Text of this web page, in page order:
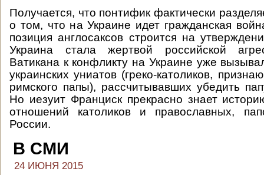
Получается, что понтифик фактически
о том, что на Украине идет гражданская
позиция англосаксов строится на
Украина стала жертвой российской
Ватикана к конфликту на Украине уже
украинских униатов (греко-католиков,
римского папы), рассчитывавших убедить
Но иезуит Франциск прекрасно знает
отношений католиков и православных,
России.
В СМИ
24 ИЮНЯ 2015